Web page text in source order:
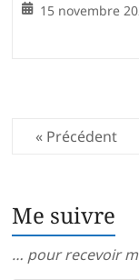
15 novembre
« Précédent
Me suivre
… pour recevoir